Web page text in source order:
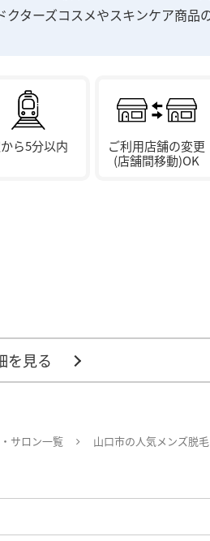
ターズコスメやスキンケア商品
ら5分以内
ご利用店舗の変更
(店舗間移動)OK
を見る
サロン一覧
山口市の人気メンズ脱